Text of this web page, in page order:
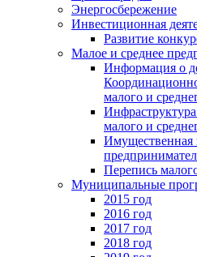
Энергосбережение
Инвестиционная
Развитие
Малое и среднее
Информация о
малого и
малого и
Имущественная
Перепись
Муниципальные
2015 год
2016 год
2017 год
2018 год